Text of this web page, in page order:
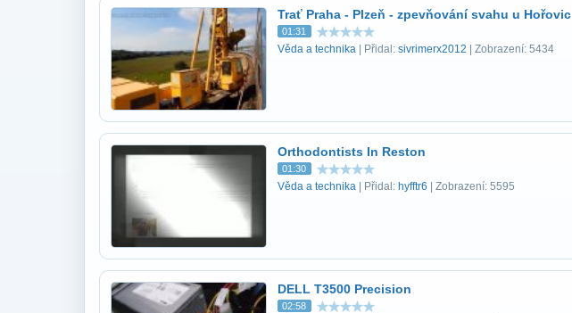
Trať Praha - Plzeň - zpevňování svahu u Hořovic
01:31
Věda a technika | Přidal: sivrimerx2012 | Zobrazení: 5434
Orthodontists In Reston
01:30
Věda a technika | Přidal: hyfftr6 | Zobrazení: 5595
DELL T3500 Precision
02:58